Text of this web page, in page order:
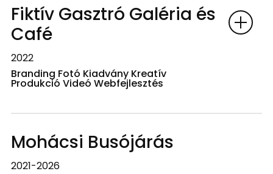
Fiktív Gasztró Galéria és
Café
2022
Branding Fotó Kiadvány Kreatív
Produkció Videó Webfejlesztés
Mohácsi Busójárás
2021-2026